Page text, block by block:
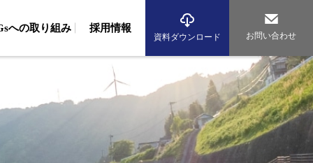
グループ紹介
調査（波浪・流況調査、生物調査、藻場調査）
調査（動物・植物調査）
調査（大気・騒音調査、交通量調査）
（生物、環境DNA、化学、マイクロプラスチック）
海洋再生エネルギー研究所
への取り組み
従業員への取り組み 環境への取り組み
採用情報
アルバイト採用 先輩社員の声
資料ダウンロード お問い合わせ